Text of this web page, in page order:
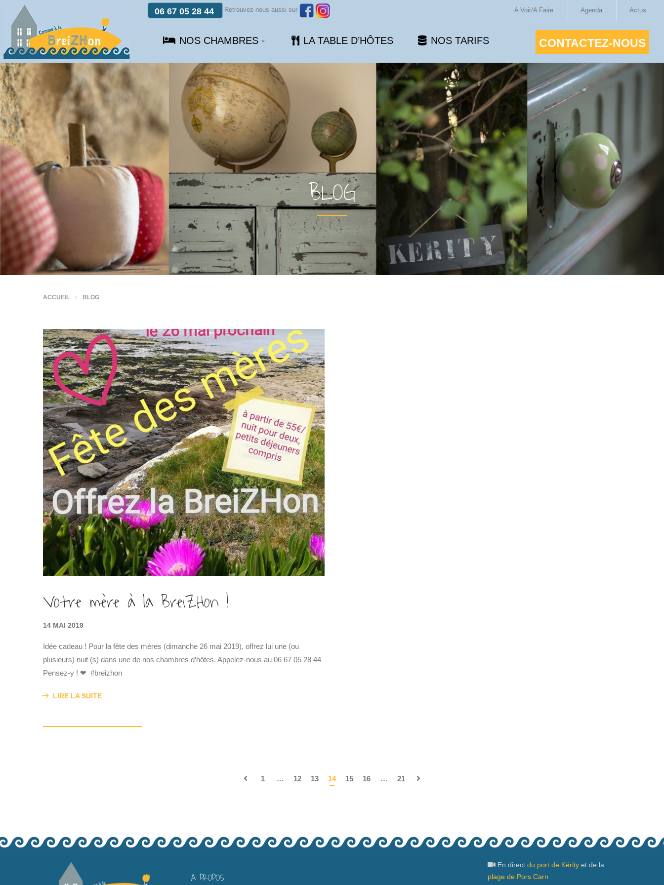
06 67 05 28 44 Retrouvez-nous aussi sur A Voir/A Faire Agenda Actus
NOS CHAMBRES LA TABLE D’HÔTES NOS TARIFS CONTACTEZ-NOUS
BLOG
ACCUEIL BLOG
Votre mère à la BreiZHon !
14 MAI 2019
Idée cadeau ! Pour la fête des mères (dimanche 26 mai 2019), offrez lui une (ou
plusieurs) nuit (s) dans une de nos chambres d’hôtes. Appelez-nous au 06 67 05 28 44
Pensez-y ! ❤ #breizhon
LIRE LA SUITE
1 … 12 13 14 15 16 … 21
A PROPOS
En direct du port de Kérity et de la
plage de Pors Carn